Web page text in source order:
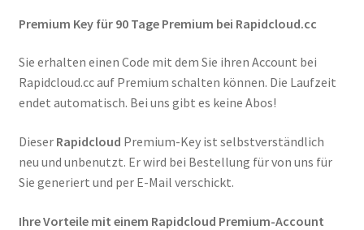
Premium Key für 90 Tage Premium bei Rapidcloud.cc
Sie erhalten einen Code mit dem Sie ihren Account bei
Rapidcloud.cc auf Premium schalten können. Die Laufzeit
endet automatisch. Bei uns gibt es keine Abos!
Dieser Rapidcloud Premium-Key ist selbstverständlich
neu und unbenutzt. Er wird bei Bestellung für von uns für
Sie generiert und per E-Mail verschickt.
Ihre Vorteile mit einem Rapidcloud Premium-Account